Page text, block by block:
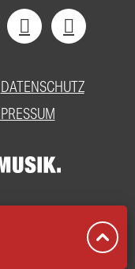
DATENSCHUTZ